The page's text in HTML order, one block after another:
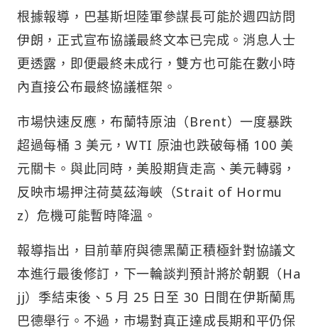
根據報導，巴基斯坦陸軍參謀長可能於週四訪問
伊朗，正式宣布協議最終文本已完成。消息人士
更透露，即便最終未成行，雙方也可能在數小時
內直接公布最終協議框架。
市場快速反應，布蘭特原油（Brent）一度暴跌
超過每桶 3 美元，WTI 原油也跌破每桶 100 美
元關卡。與此同時，美股期貨走高、美元轉弱，
反映市場押注荷莫茲海峽（Strait of Hormu
z）危機可能暫時降溫。
報導指出，目前華府與德黑蘭正積極針對協議文
本進行最後修訂，下一輪談判預計將於朝覲（Ha
jj）季結束後、5 月 25 日至 30 日間在伊斯蘭馬
巴德舉行。不過，市場對真正達成長期和平仍保